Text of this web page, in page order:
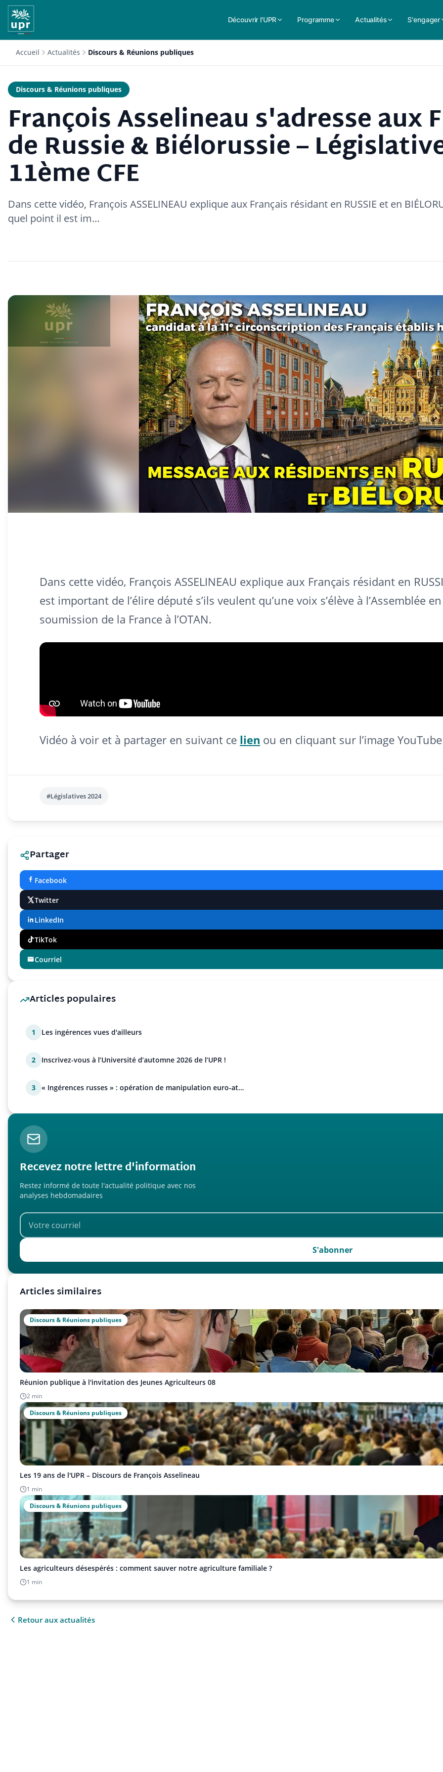
Découvrir l'UPR Programme Actualités S'engager
Accueil Actualités Discours & Réunions publiques
Discours & Réunions publiques
François Asselineau s'adresse aux
de Russie & Biélorussie –
11ème CFE
Dans cette vidéo, François ASSELINEAU explique aux Français résidant en RUSSIE et en
quel point il est im…
Dans cette vidéo, François ASSELINEAU explique aux Français résidant en
est important de l’élire député s’ils veulent qu’une voix s’élève à l’Assemblée
soumission de la France à l’OTAN.
Vidéo à voir et à partager en suivant ce lien ou en cliquant sur l’image
#Législatives 2024
Partager
Facebook
Twitter
LinkedIn
TikTok
Courriel
Articles populaires
1 Les ingérences vues d'ailleurs
2 Inscrivez-vous à l’Université d’automne 2026 de l’UPR !
3 « Ingérences russes » : opération de manipulation euro-at…
Recevez notre lettre d'information
Restez informé de toute l'actualité politique avec nos
analyses hebdomadaires
S'abonner
Articles similaires
Discours & Réunions publiques
Réunion publique à l'invitation des Jeunes Agriculteurs 08
2 min
Discours & Réunions publiques
Les 19 ans de l'UPR – Discours de François Asselineau
1 min
Discours & Réunions publiques
Les agriculteurs désespérés : comment sauver notre agriculture familiale ?
1 min
Retour aux actualités